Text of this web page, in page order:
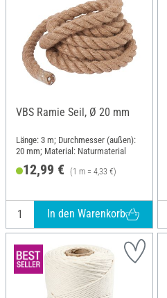
VBS Ramie Seil, Ø 20 mm
Länge: 3 m; Durchmesser (außen):
20 mm; Material: Naturmaterial
12,99 € (1 m = 4,33 €)
In den Warenkorb